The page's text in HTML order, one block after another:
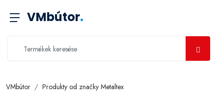
VMbútor.
VMbútor Produkty od značky Metaltex